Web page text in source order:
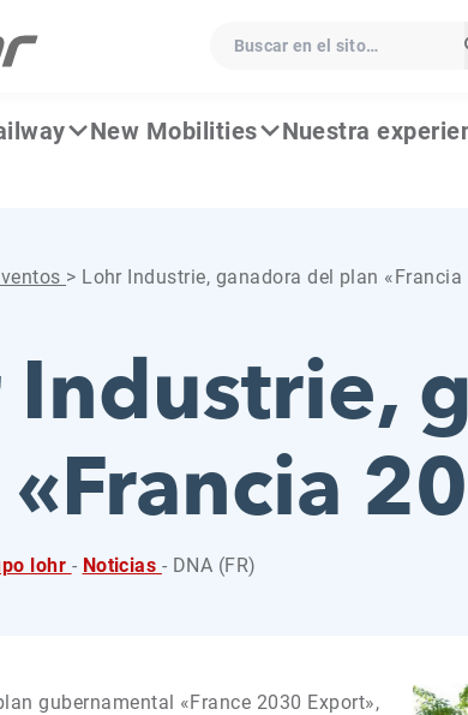
Buscar en el sito…
New Mobilities Nuestra
> Lohr Industrie, ganadora del plan «Francia
Industrie,
lohr - Noticias - DNA (FR)
gubernamental «France 2030 Export»,